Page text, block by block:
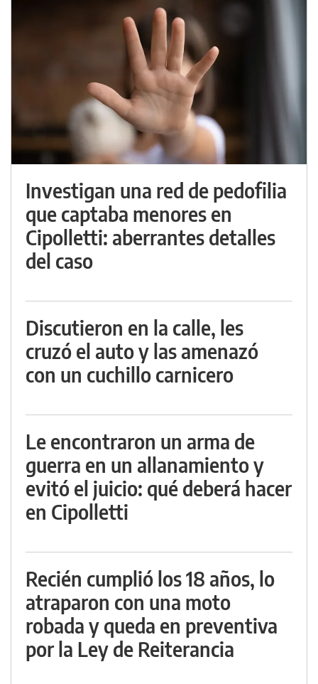
Investigan una red de pedofilia
que captaba menores en
Cipolletti: aberrantes detalles
del caso
Discutieron en la calle, les
cruzó el auto y las amenazó
con un cuchillo carnicero
Le encontraron un arma de
guerra en un allanamiento y
evitó el juicio: qué deberá hacer
en Cipolletti
Recién cumplió los 18 años, lo
atraparon con una moto
robada y queda en preventiva
por la Ley de Reiterancia